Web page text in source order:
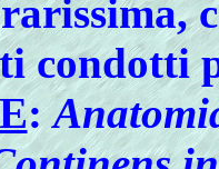
condotti
: